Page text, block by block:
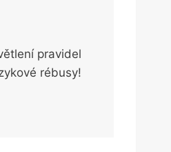
pravidel
rébusy!